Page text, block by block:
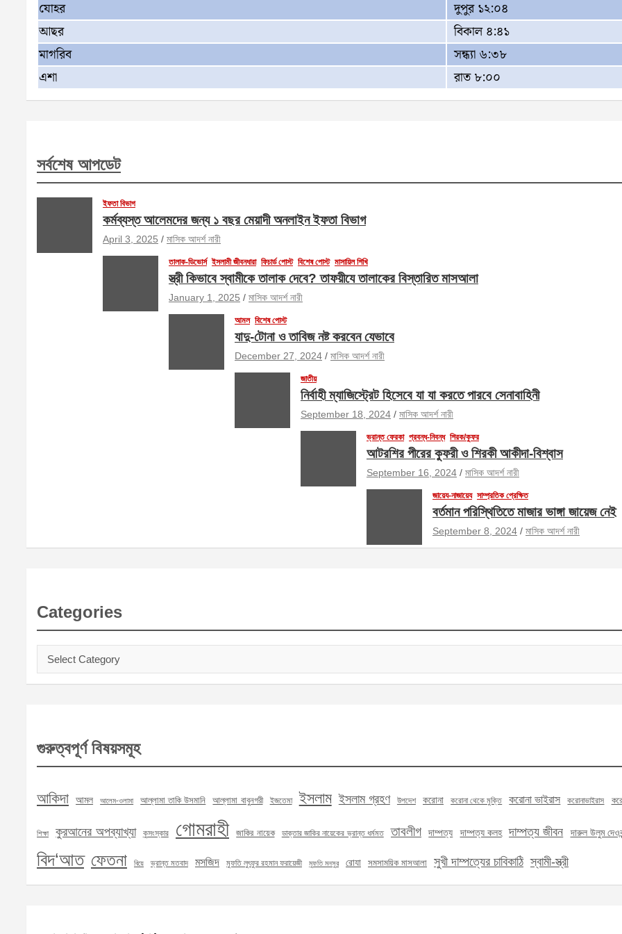
যোহর
দুপুর ১২:০৪
আছর
বিকাল ৪:৪১
মাগরিব
সন্ধ্যা ৬:৩৮
এশা
রাত ৮:০০
সর্বশেষ আপডেট
ইফতা বিভাগ
কর্মব্যস্ত আলেমদের জন্য ১ বছর মেয়াদী অনলাইন ইফতা বিভাগ
April 3, 2025 মাসিক আদর্শ নারী
তালাক-ডিভোর্স ইসলামী জীবনধারা ফিচার্ড পোস্ট বিশেষ পোস্ট মাসায়িল শিখি
স্ত্রী কিভাবে স্বামীকে তালাক দেবে? তাফয়ীযে তালাকের বিস্তারিত মাসআলা
January 1, 2025 মাসিক আদর্শ নারী
আমল বিশেষ পোস্ট
যাদু-টোনা ও তাবিজ নষ্ট করবেন যেভাবে
December 27, 2024 মাসিক আদর্শ নারী
জাতীয়
নির্বাহী ম্যাজিস্ট্রেট হিসেবে যা যা করতে পারবে সেনাবাহিনী
September 18, 2024 মাসিক আদর্শ নারী
ভ্রান্ত ফেরকা প্রবন্ধ-নিবন্ধ শিরক/কুফর
আটরশির পীরের কুফরী ও শিরকী আকীদা-বিশ্বাস
September 16, 2024 মাসিক আদর্শ নারী
জায়েয-নাজায়েয সাম্প্রতিক প্রেক্ষিত
বর্তমান পরিস্থিতিতে মাজার ভাঙ্গা জায়েজ নেই
September 8, 2024 মাসিক আদর্শ নারী
Categories
Categories
গুরুত্বপূর্ণ বিষয়সমূহ
আকিদা আমল আলেম-ওলামা আল্লামা তাকি উসমানি আল্লামা বাবুনগরী ইজতেমা ইসলাম ইসলাম গ্রহণ উপদেশ করোনা করোনা থেকে মুক্তি করোনা ভাইরাস করোনাভাইরাস
শিক্ষা কুরআনের অপব্যাখ্যা কুসংস্কার গোমরাহী জাকির নায়েক ডাক্তার জাকির নায়েকের ভ্রান্ত ধর্মমত তাবলীগ দাম্পত্য দাম্পত্য কলহ দাম্পত্য জীবন দারুল উলুম
বিদ‘আত ফেতনা বিয়ে ভ্রান্ত মতবাদ মসজিদ মুফতি লুৎফুর রহমান ফরায়েজী মুফতি মনসুর রোযা সমসাময়িক মাসআলা সুখী দাম্পত্যের চাবিকাঠি স্বামী-স্ত্রী